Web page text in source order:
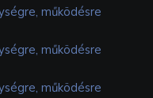
működésre
működésre
működésre